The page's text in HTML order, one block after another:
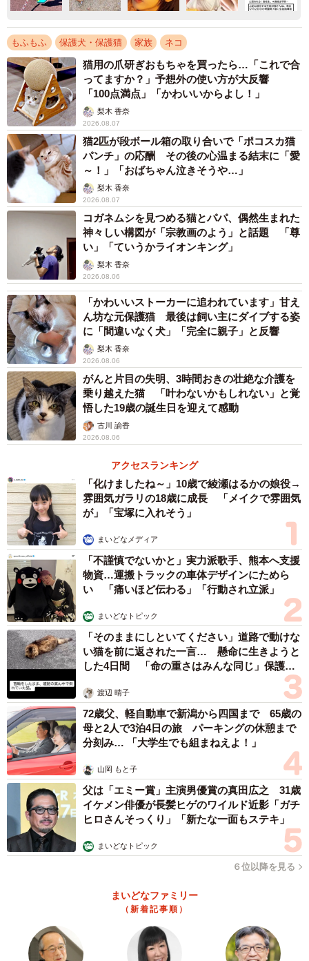
もふもふ 保護犬・保護猫 家族 ネコ
猫用の爪研ぎおもちゃを買ったら…「これで合
ってますか？」予想外の使い方が大反響
「100点満点」「かわいいからよし！」
梨木 香奈
2026.08.07
猫2匹が段ボール箱の取り合いで「ポコスカ猫
パンチ」の応酬 その後の心温まる結末に「愛
～！」「おばちゃん泣きそうや…」
梨木 香奈
2026.08.07
コガネムシを見つめる猫とパパ、偶然生まれた
神々しい構図が「宗教画のよう」と話題 「尊
い」「ていうかライオンキング」
梨木 香奈
2026.08.06
「かわいいストーカーに追われています」甘え
ん坊な元保護猫 最後は飼い主にダイブする姿
に「間違いなく犬」「完全に親子」と反響
梨木 香奈
2026.08.06
がんと片目の失明、3時間おきの壮絶な介護を
乗り越えた猫 「叶わないかもしれない」と覚
悟した19歳の誕生日を迎えて感動
古川 諭香
2026.08.06
アクセスランキング
「化けましたね～」10歳で綾瀬はるかの娘役→
雰囲気ガラリの18歳に成長 「メイクで雰囲気
が」「宝塚に入れそう」
まいどなメディア
「不謹慎でないかと」実力派歌手、熊本へ支援
物資…運搬トラックの車体デザインにためら
い 「痛いほど伝わる」「行動され立派」
まいどなトピック
「そのままにしといてください」道路で動けな
い猫を前に返された一言… 懸命に生きようと
した4日間 「命の重さはみんな同じ」保護団
渡辺 晴子
72歳父、軽自動車で新潟から四国まで 65歳の
母と2人で3泊4日の旅 パーキングの休憩まで
分刻み… 「大学生でも組まねえよ！」
山岡 もと子
父は「エミー賞」主演男優賞の真田広之 31歳
イケメン俳優が長髪ヒゲのワイルド近影「ガチ
ヒロさんそっくり」「新たな一面もステキ」
まいどなトピック
６位以降を見る
まいどなファミリー
（新着記事順）